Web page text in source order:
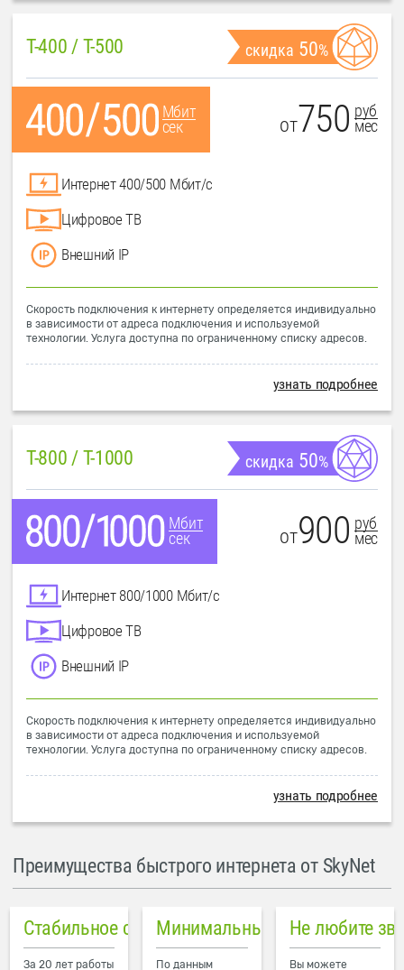
T-400 / T-500 скидка 50%
Мбит
сек
от750 руб
мес
Интернет 400/500 Мбит/с
Цифровое ТВ
Внешний IP
Скорость подключения к интернету определяется индивидуально
в зависимости от адреса подключения и используемой
технологии. Услуга доступна по ограниченному списку адресов.
узнать подробнее
T-800 / T-1000 скидка 50%
Мбит
сек
от900 руб
мес
Интернет 800/1000 Мбит/с
Цифровое ТВ
Внешний IP
Скорость подключения к интернету определяется индивидуально
в зависимости от адреса подключения и используемой
технологии. Услуга доступна по ограниченному списку адресов.
узнать подробнее
Преимущества быстрого интернета от SkyNet
Стабильное соединение
За 20 лет работы
Минимальный пинг в городе
По данным
Не любите
Вы можете